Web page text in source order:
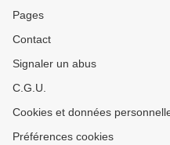
Pages
Contact
Signaler un abus
C.G.U.
Cookies et données
Préférences cookies